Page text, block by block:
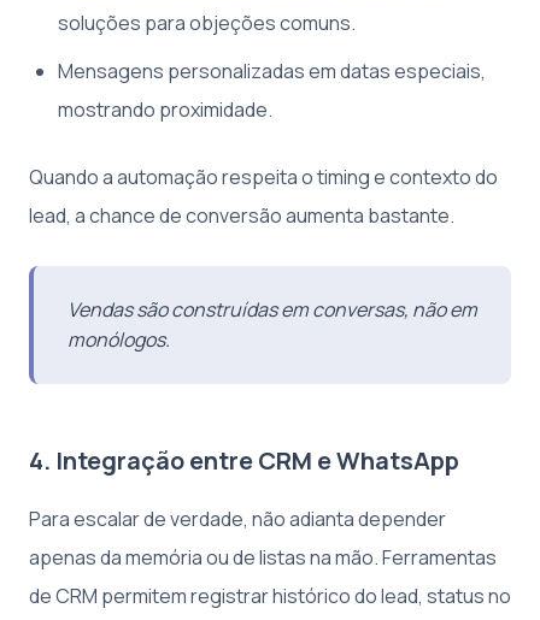
soluções para objeções comuns.
Mensagens personalizadas em datas especiais,
mostrando proximidade.
Quando a automação respeita o timing e contexto do
lead, a chance de conversão aumenta bastante.
Vendas são construídas em conversas, não em
monólogos.
4. Integração entre CRM e WhatsApp
Para escalar de verdade, não adianta depender
apenas da memória ou de listas na mão. Ferramentas
de CRM permitem registrar histórico do lead, status no